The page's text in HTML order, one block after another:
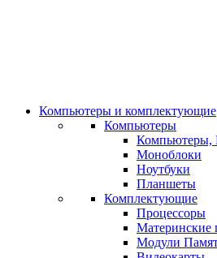
Компьютеры и комплектующие
Компьютеры
Компьютеры,
Моноблоки
Ноутбуки
Планшеты
Комплектующие
Процессоры
Материнские
Модули